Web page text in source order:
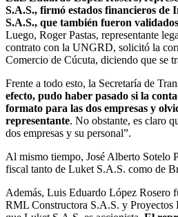
S.A.S., firmó estados financieros de
S.A.S., que también fueron
Luego, Roger Pastas, representante
contrato con la UNGRD, solicitó la
Comercio de Cúcuta, diciendo que se
Frente a todo esto, la Secretaría de
efecto, pudo haber pasado si la
formato para las dos empresas y
representante. No obstante, es claro
dos empresas y su personal”.
Al mismo tiempo, José Alberto Sotelo
fiscal tanto de Luket S.A.S. como de
Además, Luis Eduardo López Rosero
RML Constructora S.A.S. y Proyectos